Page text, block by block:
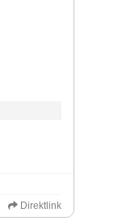
Direktlink